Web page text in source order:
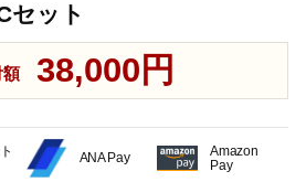
ット
38,000円
ANA Pay
Amazon
Pay